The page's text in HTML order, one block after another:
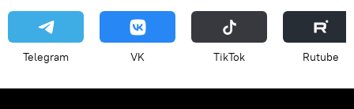
Telegram VK ТikТоk Rutube